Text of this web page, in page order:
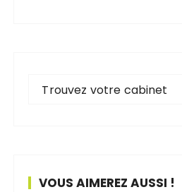
Trouvez votre cabinet
VOUS AIMEREZ AUSSI !